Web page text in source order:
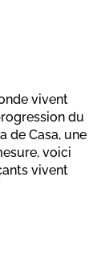
vivent
du
de Casa, une
voici
vivent